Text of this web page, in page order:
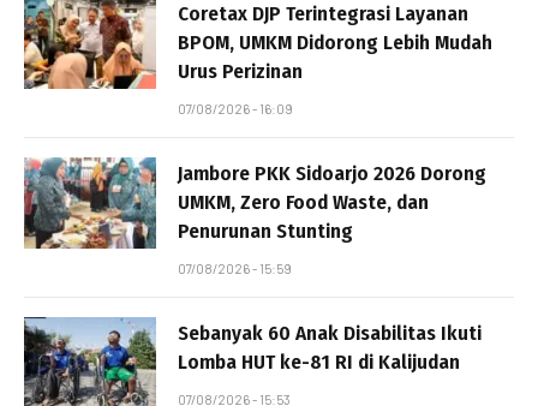
Coretax DJP Terintegrasi Layanan
BPOM, UMKM Didorong Lebih Mudah
Urus Perizinan
07/08/2026 - 16:09
Jambore PKK Sidoarjo 2026 Dorong
UMKM, Zero Food Waste, dan
Penurunan Stunting
07/08/2026 - 15:59
Sebanyak 60 Anak Disabilitas Ikuti
Lomba HUT ke-81 RI di Kalijudan
07/08/2026 - 15:53